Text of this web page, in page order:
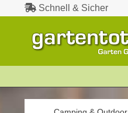
Schnell & Sicher